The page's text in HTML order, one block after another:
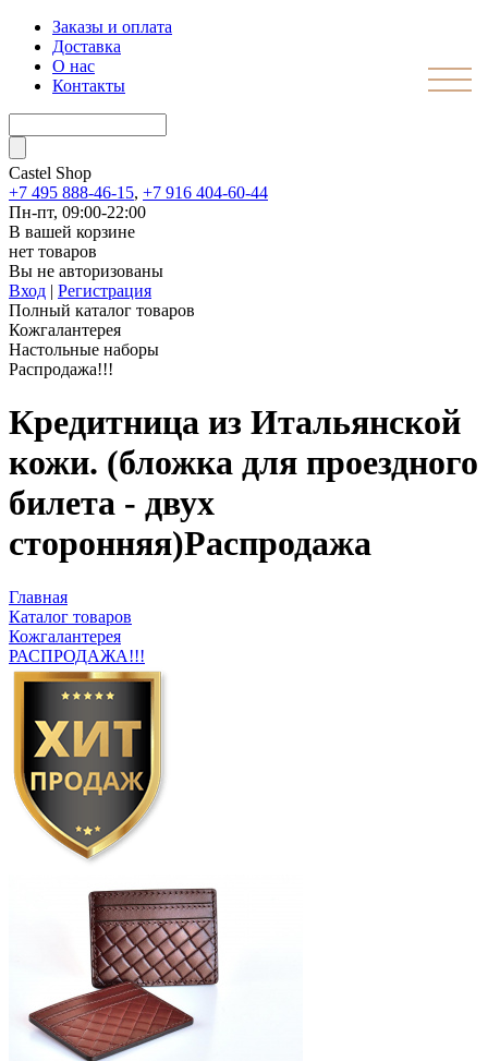
Заказы и оплата
Доставка
О нас
Контакты
Castel Shop
+7 495 888-46-15, +7 916 404-60-44
Пн-пт, 09:00-22:00
В вашей корзине
нет товаров
Вы не авторизованы
Вход | Регистрация
Полный каталог товаров
Кожгалантерея
Настольные наборы
Распродажа!!!
Кредитница из Итальянской
кожи. (бложка для проездного
билета - двух
сторонняя)Pаспродажа
Главная
Каталог товаров
Кожгалантерея
РАСПРОДАЖА!!!